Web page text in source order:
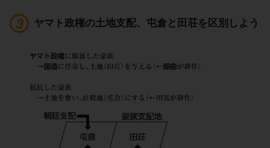
ヤマト政権の土地支配、屯倉と田荘を区別しよう